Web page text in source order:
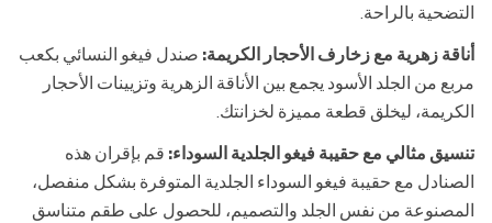
التضحية بالراحة.
أناقة زهرية مع زخارف الأحجار الكريمة: صندل فيغو النسائي بكعب
مربع من الجلد الأسود يجمع بين الأناقة الزهرية وتزيينات الأحجار
الكريمة، ليخلق قطعة مميزة لخزانتك.
تنسيق مثالي مع حقيبة فيغو الجلدية السوداء: قم بإقران هذه
الصنادل مع حقيبة فيغو السوداء الجلدية المتوفرة بشكل منفصل،
المصنوعة من نفس الجلد والتصميم، للحصول على طقم متناسق